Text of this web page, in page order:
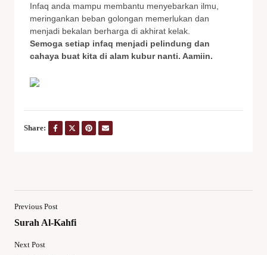
Infaq anda mampu membantu menyebarkan ilmu,
meringankan beban golongan memerlukan dan
menjadi bekalan berharga di akhirat kelak.
Semoga setiap infaq menjadi pelindung dan
cahaya buat kita di alam kubur nanti. Aamiin.
Share:
Previous Post
Surah Al-Kahfi
Next Post